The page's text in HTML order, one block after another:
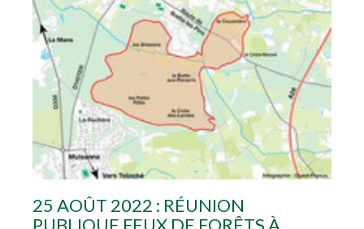
25 AOÛT 2022 : RÉUNION